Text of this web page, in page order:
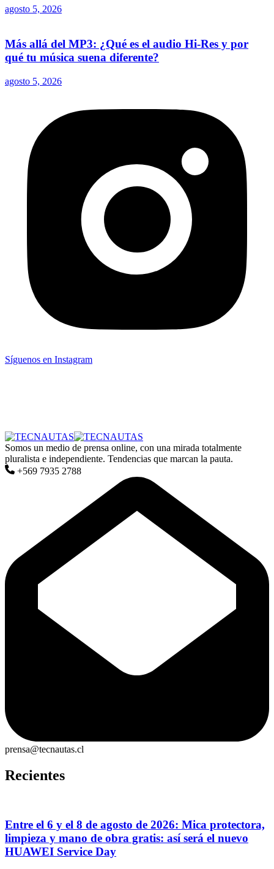
agosto 5, 2026
Más allá del MP3: ¿Qué es el audio Hi-Res y por
qué tu música suena diferente?
agosto 5, 2026
Síguenos en Instagram
Somos un medio de prensa online, con una mirada totalmente
pluralista e independiente. Tendencias que marcan la pauta.
+569 7935 2788
prensa@tecnautas.cl
Recientes
Entre el 6 y el 8 de agosto de 2026: Mica protectora,
limpieza y mano de obra gratis: así será el nuevo
HUAWEI Service Day